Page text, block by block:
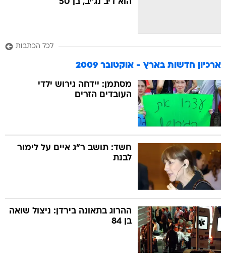
הוא דיב נג'יב, בן 50
לכל הכתבות
ארכיון חדשות בארץ - אוקטובר 2009
מסתמן: יידחה גירוש ילדי
העובדים הזרים
חשד: תושב ר"ג איים על לימור
לבנת
ההרוג בתאונה בירדן: ניצול שואה
בן 84